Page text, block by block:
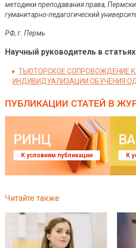
методики преподавания права,
гуманитарно-педагогический
РФ, г Пермь
Научный руководитель в
ТЬЮТОРСКОЕ СОПРОВОЖДЕНИЕ
ИНДИВИДУАЛИЗАЦИИ ОБУЧЕНИЯ
ПУБЛИКАЦИИ СТАТЕЙ В
РИНЦ
К условиям публикации К
Читайте также